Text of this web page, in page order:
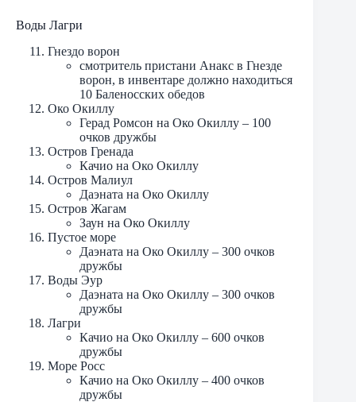
Воды Лагри
Гнездо ворон
смотритель пристани Анакс в Гнезде
ворон, в инвентаре должно находиться
10 Баленосских обедов
Око Окиллу
Герад Ромсон на Око Окиллу – 100
очков дружбы
Остров Гренада
Качио на Око Окиллу
Остров Малиул
Даэната на Око Окиллу
Остров Жагам
Заун на Око Окиллу
Пустое море
Даэната на Око Окиллу – 300 очков
дружбы
Воды Эур
Даэната на Око Окиллу – 300 очков
дружбы
Лагри
Качио на Око Окиллу – 600 очков
дружбы
Море Росс
Качио на Око Окиллу – 400 очков
дружбы